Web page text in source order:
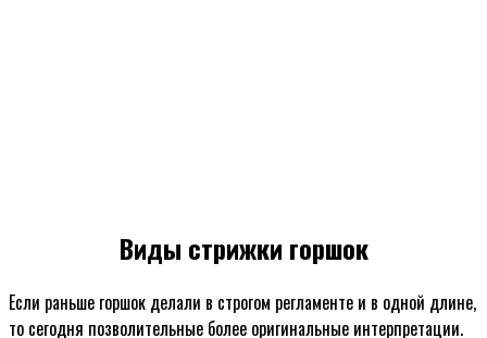
Виды стрижки горшок
Если раньше горшок делали в строгом регламенте и в одной длине,
то сегодня позволительные более оригинальные интерпретации.